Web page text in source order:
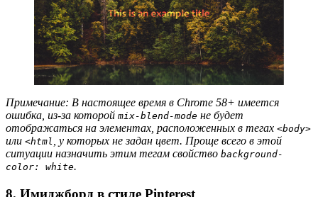
Примечание: В настоящее время в Chrome 58+ имеется
ошибка, из-за которой mix-blend-mode не будет
отображаться на элементах, расположенных в тегах <body>
или <html , у которых не задан цвет. Проще всего в этой
ситуации назначить этим тегам свойство background-
color: white.
8. Имиджборд в стиле Pinterest